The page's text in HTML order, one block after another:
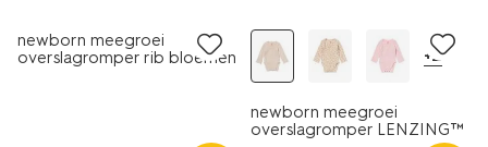
newborn meegroei
overslagromper rib bloemen
+2
newborn meegroei
overslagromper LENZING™